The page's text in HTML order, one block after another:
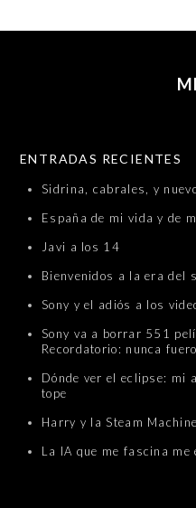
ENTRADAS RECIENTES
Sidrina, cabrales, y
España de mi vida y de
Javi a los 14
Bienvenidos a la era del
Sony y el adiós a los
Sony va a borrar 551
Recordatorio: nunca
Dónde ver el eclipse: mi
tope
Harry y la Steam
La IA que me fascina